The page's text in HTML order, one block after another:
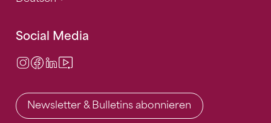
Social Media
Instagram
Facebook
LinkedIn
Newsletter & Bulletins abonnieren